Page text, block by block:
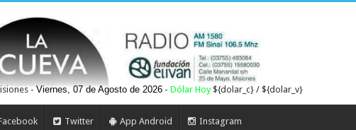
- Viernes, 07 de Agosto de 2026 - Dólar Hoy${dolar_c} / ${dolar_v}
Twitter App Android Instagram